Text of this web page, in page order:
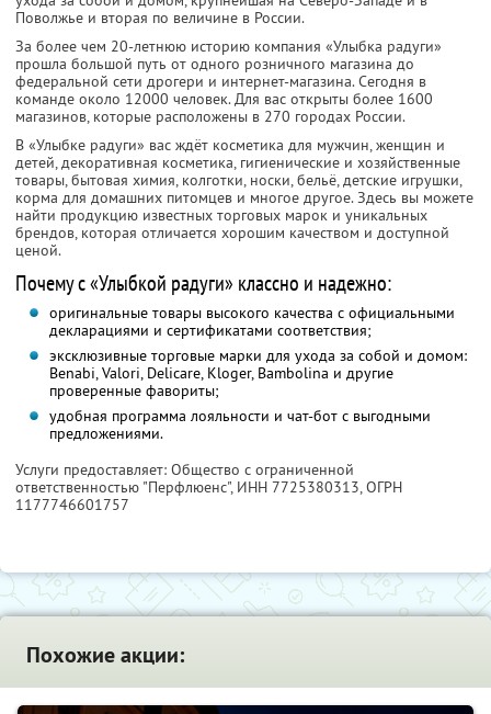
Поволжье и вторая по величине в России.
За более чем 20-летнюю историю компания «Улыбка радуги»
прошла большой путь от одного розничного магазина до
федеральной сети дрогери и интернет-магазина. Сегодня в
команде около 12000 человек. Для вас открыты более 1600
магазинов, которые расположены в 270 городах России.
В «Улыбке радуги» вас ждёт косметика для мужчин, женщин и
детей, декоративная косметика, гигиенические и хозяйственные
товары, бытовая химия, колготки, носки, бельё, детские игрушки,
корма для домашних питомцев и многое другое. Здесь вы можете
найти продукцию известных торговых марок и уникальных
брендов, которая отличается хорошим качеством и доступной
ценой.
Почему с «Улыбкой радуги» классно и надежно:
оригинальные товары высокого качества с официальными
декларациями и сертификатами соответствия;
эксклюзивные торговые марки для ухода за собой и домом:
Benabi, Valori, Delicare, Kloger, Bambolina и другие
проверенные фавориты;
удобная программа лояльности и чат-бот с выгодными
предложениями.
Услуги предоставляет: Общество с ограниченной
ответственностью "Перфлюенс", ИНН 7725380313, ОГРН
1177746601757
Похожие акции: